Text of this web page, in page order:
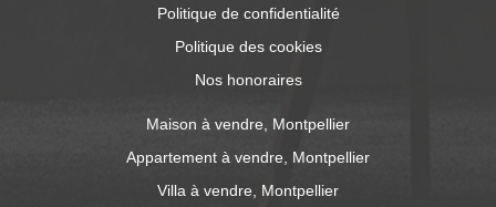
Politique de confidentialité
Politique des cookies
Nos honoraires
Maison à vendre, Montpellier
Appartement à vendre, Montpellier
Villa à vendre, Montpellier